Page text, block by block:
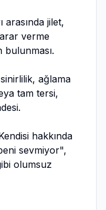
arasında jilet,
verme
bulunması.
sinirlilik, ağlama
tam tersi,
hakkında
sevmiyor",
olumsuz